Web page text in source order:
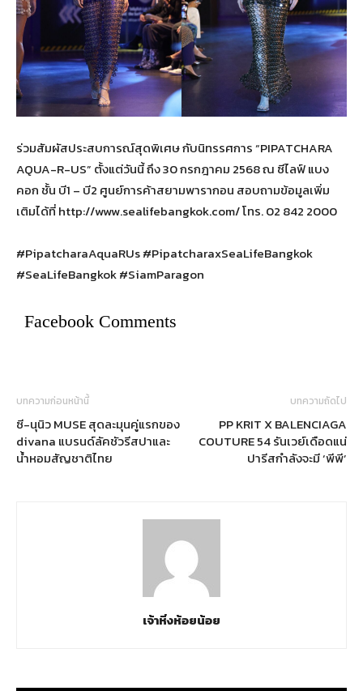
ร่วมสัมผัสประสบการณ์สุดพิเศษ กับนิทรรศการ “PIPATCHARA
AQUA-R-US” ตั้งแต่วันนี้ ถึง 30 กรกฎาคม 2568 ณ ซีไลฟ์ แบง
คอก ชั้น บี1 – บี2 ศูนย์การค้าสยามพารากอน สอบถามข้อมูลเพิ่ม
เติมได้ที่ http://www.sealifebangkok.com/ โทร. 02 842 2000
#PipatcharaAquaRUs #PipatcharaxSeaLifeBangkok
#SeaLifeBangkok #SiamParagon
Facebook Comments
บทความก่อนหน้านี้
ซี-นุนิว MUSE สุดละมุนคู่แรกของ
divana แบรนด์ลัคชัวรีสปาและ
น้ำหอมสัญชาติไทย
บทความถัดไป
PP KRIT X BALENCIAGA
COUTURE 54 รันเวย์เดือดแน่
ปารีสกำลังจะมี ‘พีพี’
เจ้าหิ่งห้อยน้อย